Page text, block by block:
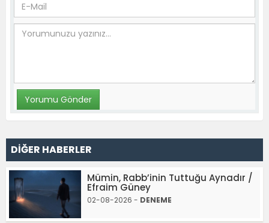
DİĞER HABERLER
Mümin, Rabb’inin Tuttuğu Aynadır /
Efraim Güney
02-08-2026 - DENEME